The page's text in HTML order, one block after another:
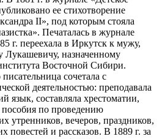
ее стихотворение
II», под которым стояла
Печаталась в журнале
г. переехала в Иркутск к мужу,
назначенному
Восточной Сибири.
сочетала с
деятельностью: преподавала
язык, составляла хрестоматии,
пособия по проведению
утренников, вечеров, праздников,
повестей и рассказов. В 1889 г. за